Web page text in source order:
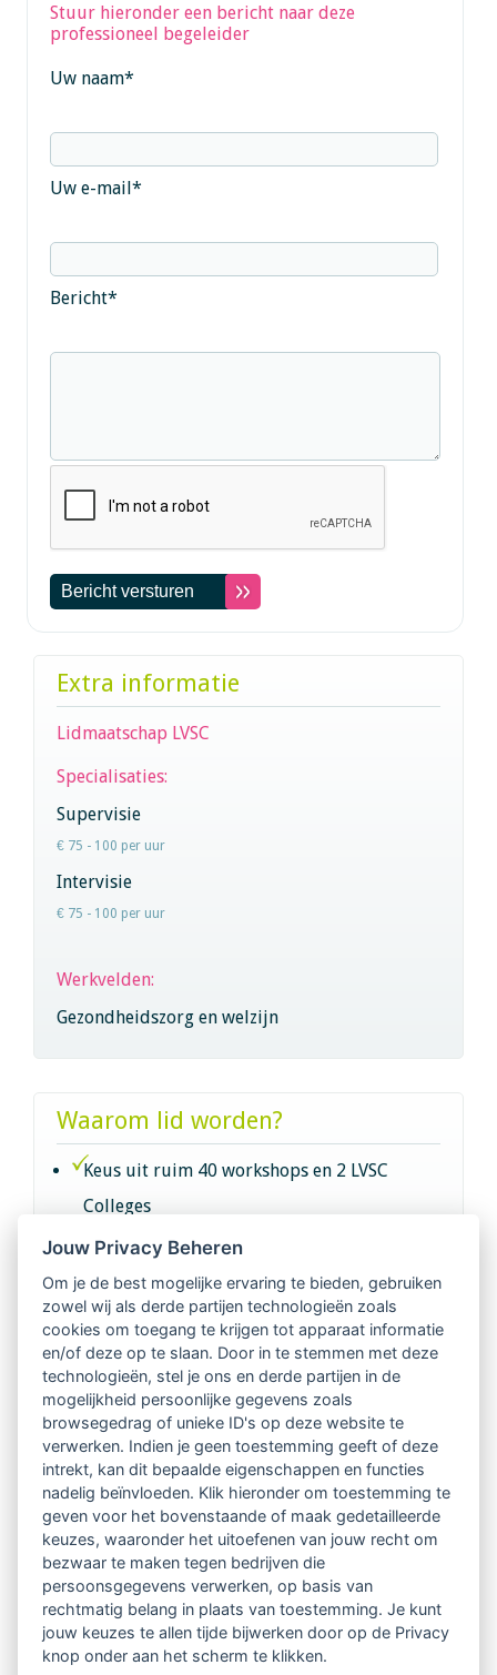
Stuur hieronder een bericht naar deze
professioneel begeleider
Uw naam*
Uw e-mail*
Bericht*
Extra informatie
Lidmaatschap LVSC
Specialisaties:
Supervisie
€ 75 - 100 per uur
Intervisie
€ 75 - 100 per uur
Werkvelden:
Gezondheidszorg en welzijn
Waarom lid worden?
Keus uit ruim 40 workshops en 2 LVSC
Colleges
Intervisie met geregistreerde vakgenoten
Netwerk van 2100 professionals in 14
regio's
Vindbaar voor opdrachtgevers
Tijdschrift voor
Begeleidingskunde & kennisbank
Beroepsregistratie (LVSC keurmerk)
Lid worden van LVSC
Jouw Privacy Beheren
Om je de best mogelijke ervaring te bieden, gebruiken
zowel wij als derde partijen technologieën zoals
cookies om toegang te krijgen tot apparaat informatie
en/of deze op te slaan. Door in te stemmen met deze
technologieën, stel je ons en derde partijen in de
mogelijkheid persoonlijke gegevens zoals
browsegedrag of unieke ID's op deze website te
verwerken. Indien je geen toestemming geeft of deze
intrekt, kan dit bepaalde eigenschappen en functies
nadelig beïnvloeden. Klik hieronder om toestemming te
geven voor het bovenstaande of maak gedetailleerde
keuzes, waaronder het uitoefenen van jouw recht om
bezwaar te maken tegen bedrijven die
persoonsgegevens verwerken, op basis van
rechtmatig belang in plaats van toestemming. Je kunt
jouw keuzes te allen tijde bijwerken door op de Privacy
knop onder aan het scherm te klikken.